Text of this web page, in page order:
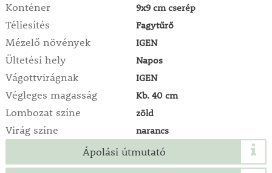
Konténer 9x9 cm cserép
Téliesítés Fagytűrő
Mézelő növények IGEN
Ültetési hely Napos
Vágottvirágnak IGEN
Végleges magasság Kb. 40 cm
Lombozat színe zöld
Virág színe narancs
Ápolási útmutató